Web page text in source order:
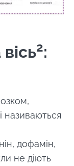
2:
називаються
дофамін,
не діють